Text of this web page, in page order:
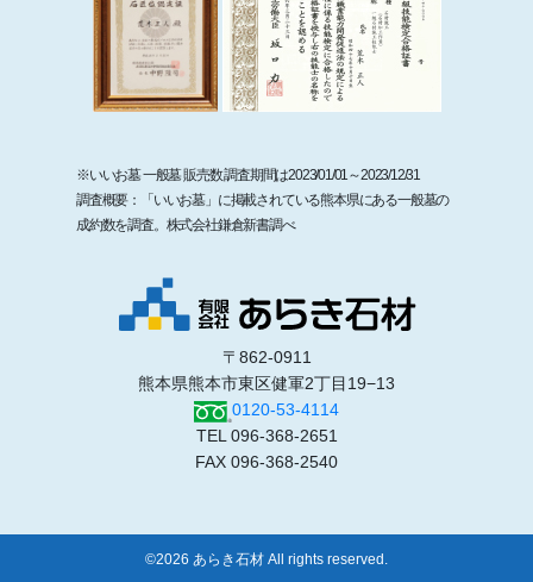
〒862-0911
熊本県熊本市東区健軍2丁目19−13
0120-53-4114
TEL 096-368-2651
FAX 096-368-2540
※いいお墓 一般墓 販売数 調査期間は2023/01/01～2023/12/31
調査概要：「いいお墓」に掲載されている熊本県にある一般墓の
成約数を調査。株式会社鎌倉新書調べ
©2026 あらき石材 All rights reserved.